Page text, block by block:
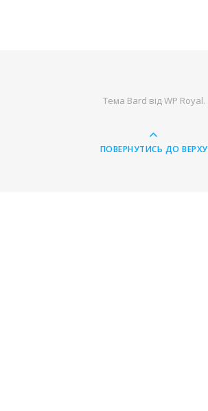
Тема Bard відWP Royal.
ПОВЕРНУТИСЬ ДО ВЕРХУ